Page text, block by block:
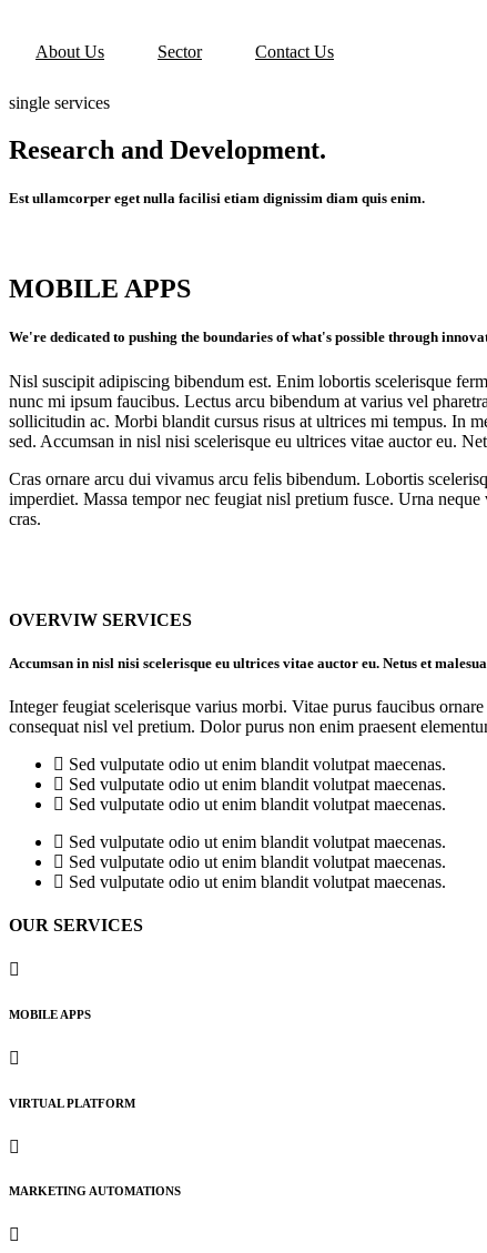
About Us Sector Contact Us
single services
Research and Development.
Est ullamcorper eget nulla facilisi etiam dignissim diam quis enim.
MOBILE APPS
We're dedicated to pushing the boundaries of what's possible through
Nisl suscipit adipiscing bibendum est. Enim lobortis scelerisque
nunc mi ipsum faucibus. Lectus arcu bibendum at varius vel
sollicitudin ac. Morbi blandit cursus risus at ultrices mi tempus. In
sed. Accumsan in nisl nisi scelerisque eu ultrices vitae auctor eu.
Cras ornare arcu dui vivamus arcu felis bibendum. Lobortis
imperdiet. Massa tempor nec feugiat nisl pretium fusce. Urna
cras.
OVERVIW SERVICES
Accumsan in nisl nisi scelerisque eu ultrices vitae auctor eu. Netus et
Integer feugiat scelerisque varius morbi. Vitae purus faucibus
consequat nisl vel pretium. Dolor purus non enim praesent
Sed vulputate odio ut enim blandit volutpat maecenas.
Sed vulputate odio ut enim blandit volutpat maecenas.
Sed vulputate odio ut enim blandit volutpat maecenas.
Sed vulputate odio ut enim blandit volutpat maecenas.
Sed vulputate odio ut enim blandit volutpat maecenas.
Sed vulputate odio ut enim blandit volutpat maecenas.
OUR SERVICES
MOBILE APPS
VIRTUAL PLATFORM
MARKETING AUTOMATIONS